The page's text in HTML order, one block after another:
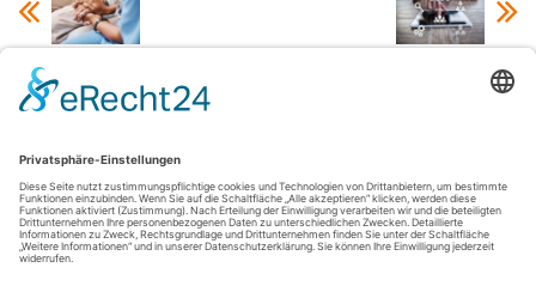
Pflegeberufe im
Überblick:
Welche Rolle zu
spielen regionale
Datenschutz